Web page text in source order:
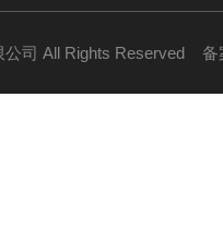
公司 All Rights Reserved 备